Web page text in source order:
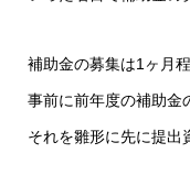
補助金の募集は1ヶ月
事前に前年度の補助金
それを雛形に先に提出